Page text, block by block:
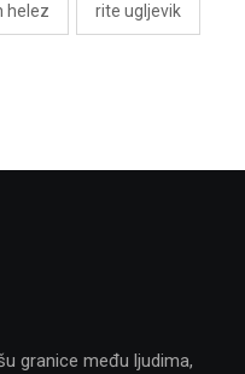
helez rite ugljevik
granice među ljudima,